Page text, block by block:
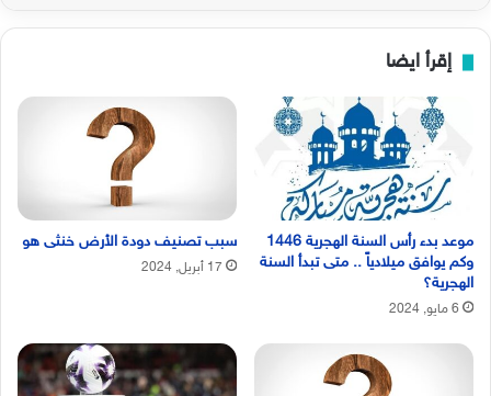
إقرأ ايضا
موعد بدء رأس السنة الهجرية 1446
وكم يوافق ميلادياً .. متى تبدأ السنة
الهجرية؟
6 مايو, 2024
سبب تصنيف دودة الأرض خنثى هو
17 أبريل, 2024